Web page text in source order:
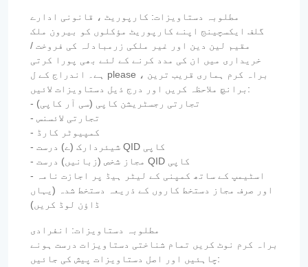
مطلوبہ دستاویزات: کارپوریٹ ، قانونی ادارے
گلف ایکسچینج اپنے کارپوریٹ مؤکلوں کو بیرون ملک
مقیم لین دین اور غیر ملکی زرمبادلہ کی فروخت /
خریداری میں ان کی مدد کرنے کے لئے بھی پورا کرتی
ہے۔ اندراج کے ل please ، براہ کرم ہماری قریب ترین
برانچ ملاحظہ کریں اور درج ذیل دستاویزات لائیں:
- تجارتی رجسٹریشن کاپی (سی آر کاپی)
- تجارتی لائسنس
- کمپیوٹر کارڈ
- شیئردارک (ے) درست QID کاپی
- مجاز شخص (زبانیں) درست QID کاپی
- اسٹیمپ کے ساتھ کمپنی کے لیٹر ہیڈ پر اجازت نامہ
اور صرف مجاز دستخط کاروں کے ذریعہ دستخط شدہ (یہاں
ڈاؤن لوڈ کریں)
مطلوبہ دستاویزات: انفرادی
براہ کرم نوٹ کریں تمام شناختی دستاویزات درست ہونے
چاہئیں اور اصل دستاویزات پیش کی جائیں: